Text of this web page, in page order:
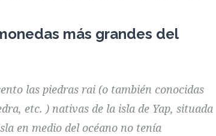
más grandes del
las piedras rai (o también conocidas
etc. ) nativas de la isla de Yap, situada
en medio del océano no tenía